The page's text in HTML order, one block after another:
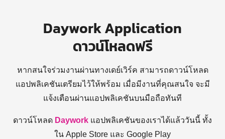
Daywork Application
ดาวน์โหลดฟรี
หากสนใจร่วมงานผ่านทางเดย์เวิร์ค สามารถดาวน์โหลด
แอปพลิเคชันเตรียมไว้ให้พร้อม เมื่อมีงานที่คุณสนใจ จะมี
แจ้งเตือนผ่านแอปพลิเคชันบนมือถือทันที
ดาวน์โหลด Daywork แอปพลิเคชันของเราได้แล้ววันนี้ ทั้ง
ใน Apple Store และ Google Play